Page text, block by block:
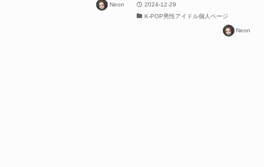
Neon
2024-12-29
K-POP男性アイドル個人ページ
Neon